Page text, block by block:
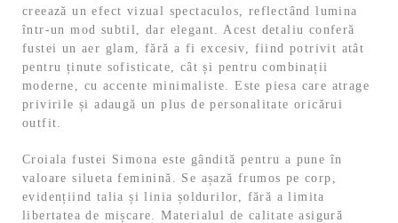
creează un efect vizual spectaculos, reflectând lumina
într-un mod subtil, dar elegant. Acest detaliu conferă
fustei un aer glam, fără a fi excesiv, fiind potrivit atât
pentru ținute sofisticate, cât și pentru combinații
moderne, cu accente minimaliste. Este piesa care atrage
privirile și adaugă un plus de personalitate oricărui
outfit.
Croiala fustei Simona este gândită pentru a pune în
valoare silueta feminină. Se așază frumos pe corp,
evidențiind talia și linia șoldurilor, fără a limita
libertatea de mișcare. Materialul de calitate asigură